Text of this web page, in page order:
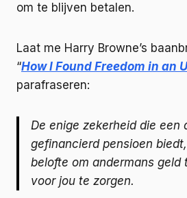
om te blijven betalen.
Laat me Harry Browne’s
“How I Found Freedom in an
parafraseren:
De enige zekerheid die een
gefinancierd pensioen
belofte om andermans geld
voor jou te zorgen.